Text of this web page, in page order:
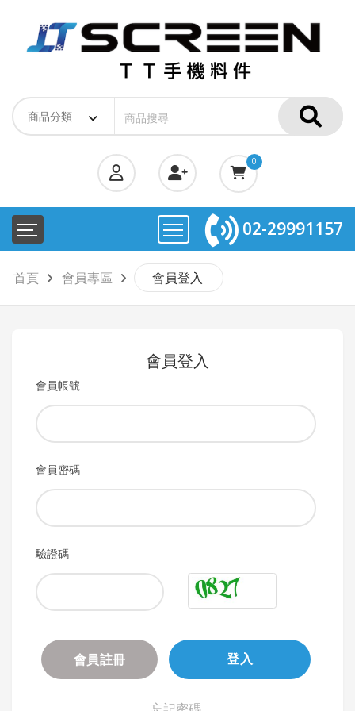
0
02-29991157
首頁 會員專區 會員登入
會員登入
會員帳號
會員密碼
驗證碼
會員註冊 登入